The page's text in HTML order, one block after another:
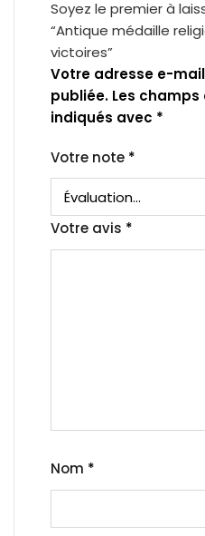
Soyez le premier à
“Antique médaille
victoires”
Votre adresse e-
publiée. Les
indiqués avec *
Votre note *
Votre avis *
Nom *